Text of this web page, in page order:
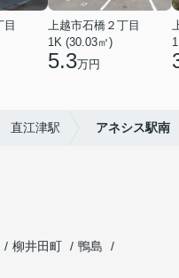
目
上越市石橋２丁目
1K (30.03㎡)
5.3万円
直江津駅 アネシス駅南
柳井田町
鴨島